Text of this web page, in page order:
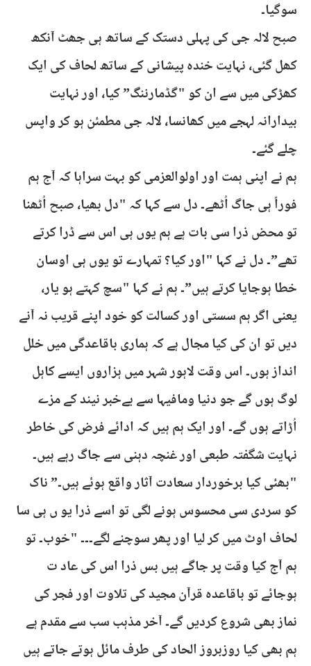
سوگیا۔
صبح لالہ جی کی پہلی دستک کے ساتھ ہی جھٹ آنکھ
کھل گئی، نہایت خندہ پیشانی کے ساتھ لحاف کی ایک
کھڑکی میں سے ان کو "گڈمارننگ” کیا، اور نہایت
بیدارانہ لہجے میں کھانسا، لالہ جی مطمئن ہو کر واپس
چلے گئے۔
ہم نے اپنی ہمت اور اولوالعزمی کو بہت سراہا کہ آج ہم
فوراً ہی جاگ اُٹھے۔ دل سے کہا کہ "دل بھیا، صبح اُٹھنا
تو محض ذرا سی بات ہے ہم یوں ہی اس سے ڈرا کرتے
تھے”۔ دل نے کہا "اور کیا؟ تمہارے تو یوں ہی اوسان
خطا ہوجایا کرتے ہیں”۔ ہم نے کہا "سچ کہتے ہو یار،
یعنی اگر ہم سستی اور کسالت کو خود اپنے قریب نہ آنے
دیں تو ان کی کیا مجال ہے کہ ہماری باقاعدگی میں خلل
انداز ہوں۔ اس وقت لاہور شہر میں ہزاروں ایسے کاہل
لوگ ہوں گے جو دنیا ومافیہا سے بےخبر نیند کے مزے
اُڑاتے ہوں گے۔ اور ایک ہم ہیں کہ ادائے فرض کی خاطر
نہایت شگفتہ طبعی اور غنچہ دہنی سے جاگ رہے ہیں۔
"بھئی کیا برخوردار سعادت آثار واقع ہوئے ہیں۔” ناک
کو سردی سی محسوس ہونے لگی تو اسے ذرا یو ں ہی سا
لحاف اوٹ میں کر لیا اور پھر سوچنے لگے۔۔۔ "خوب۔ تو
ہم آج کیا وقت پر جاگے ہیں بس ذرا اس کی عاد ت
ہوجائے تو باقاعدہ قرآن مجید کی تلاوت اور فجر کی
نماز بھی شروع کردیں گے۔ آخر مذہب سب سے مقدم ہے
ہم بھی کیا روزبروز الحاد کی طرف مائل ہوتے جاتے ہیں